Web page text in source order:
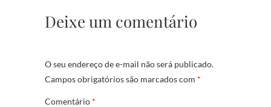
Deixe um comentário
O seu endereço de e-mail não será publicado.
Campos obrigatórios são marcados com *
Comentário *